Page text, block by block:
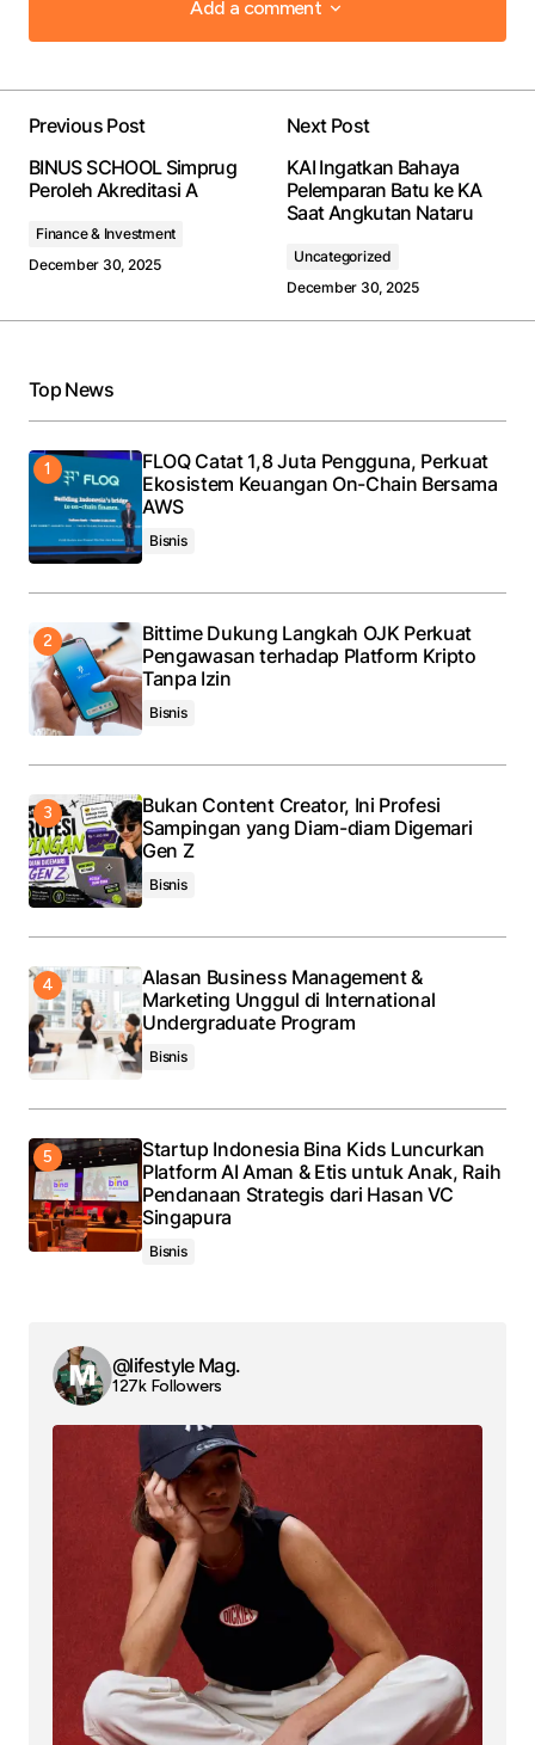
Add a comment
Add a comment
fields are marked*
Comment*
Your Name
Your E-mail*
Save my name, email, and website in this browser
for the next time I comment.
Previous Post
BINUS SCHOOL Simprug
Peroleh Akreditasi A
Finance & Investment
December 30, 2025
Next Post
KAI Ingatkan Bahaya
Pelemparan Batu ke KA
Saat Angkutan Nataru
Uncategorized
December 30, 2025
Top News
FLOQ Catat 1,8 Juta Pengguna, Perkuat
Ekosistem Keuangan On-Chain Bersama
AWS
Bisnis
Bittime Dukung Langkah OJK Perkuat
Pengawasan terhadap Platform Kripto
Tanpa Izin
Bisnis
Bukan Content Creator, Ini Profesi
Sampingan yang Diam-diam Digemari
Gen Z
Bisnis
Alasan Business Management &
Marketing Unggul di International
Undergraduate Program
Bisnis
Startup Indonesia Bina Kids Luncurkan
Platform AI Aman & Etis untuk Anak, Raih
Pendanaan Strategis dari Hasan VC
Singapura
Bisnis
@lifestyle Mag.
127k Followers